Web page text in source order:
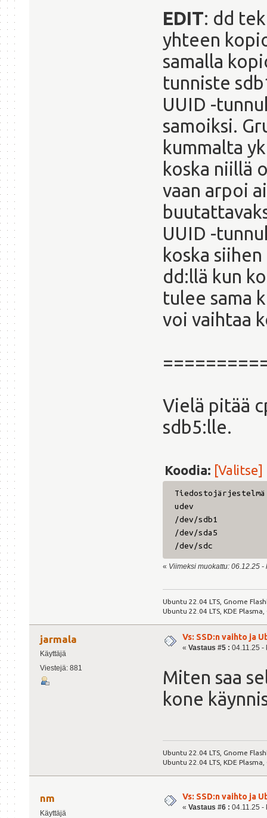
EDIT: dd
yhteen
samalla
tunniste
UUID -
samoiksi.
kummalta
koska niillä
vaan arpoi
UUID -
koska
dd:llä kun
tulee sama
voi vaihtaa
Vielä pitää
sdb5:lle.
Koodia: [Valitse]
udev 3,9G
/dev/sdb1
/dev/sda5
/dev/sdc 3,6T
« Viimeksi muokattu: 06.12.25
Ubuntu 22.04 LTS, Gnome
Ubuntu 22.04 LTS, KDE
jarmala
Käyttäjä
Viestejä: 881
Vs: SSD:n vaihto ja
« Vastaus #5 : 04.11.25 -
Miten saa
kone
Ubuntu 22.04 LTS, Gnome
Ubuntu 22.04 LTS, KDE
nm
Käyttäjä
Vs: SSD:n vaihto ja
« Vastaus #6 : 04.11.25 -